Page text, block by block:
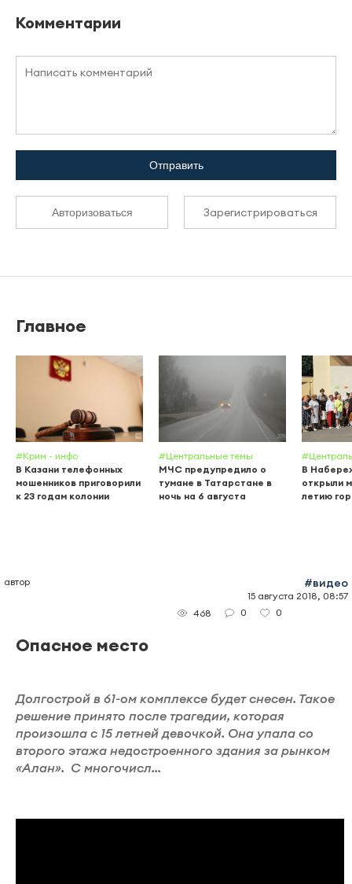
Комментарии
Отправить
Авторизоваться Зарегистрироваться
Главное
#Крим - инфо
В Казани телефонных
мошенников приговорили
к 23 годам колонии
#Центральные темы
МЧС предупредило о
тумане в Татарстане в
ночь на 6 августа
В
открыли
летию
автор #видео
15 августа 2018, 08:57
468
0 0
Опасное место
Долгострой в 61-ом комплексе будет снесен. Такое
решение принято после трагедии, которая
произошла с 15 летней девочкой. Она упала со
второго этажа недостроенного здания за рынком
«Алан». С многочисл...